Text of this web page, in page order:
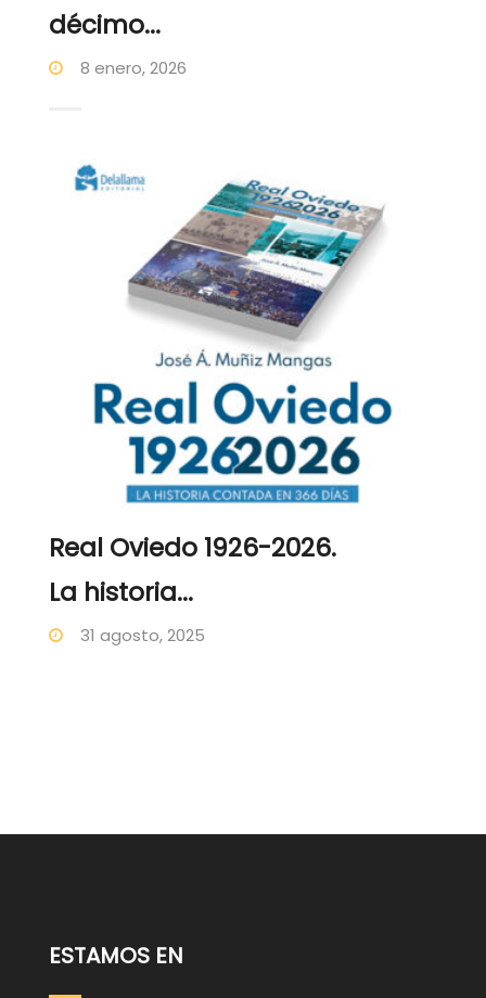
décimo...
8 enero, 2026
Real Oviedo 1926-2026.
La historia...
31 agosto, 2025
ESTAMOS EN